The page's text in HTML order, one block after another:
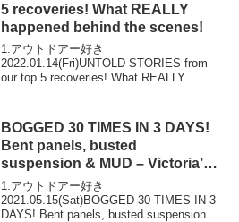
5 recoveries! What REALLY
happened behind the scenes!
1:アウトドアー好き
2022.01.14(Fri)UNTOLD STORIES from
our top 5 recoveries! What REALLY
BOGGED 30 TIMES IN 3 DAYS!
Bent panels, busted
suspension & MUD – Victoria’s
muddiest 4WD track
1:アウトドアー好き
2021.05.15(Sat)BOGGED 30 TIMES IN 3
DAYS! Bent panels, busted suspension &